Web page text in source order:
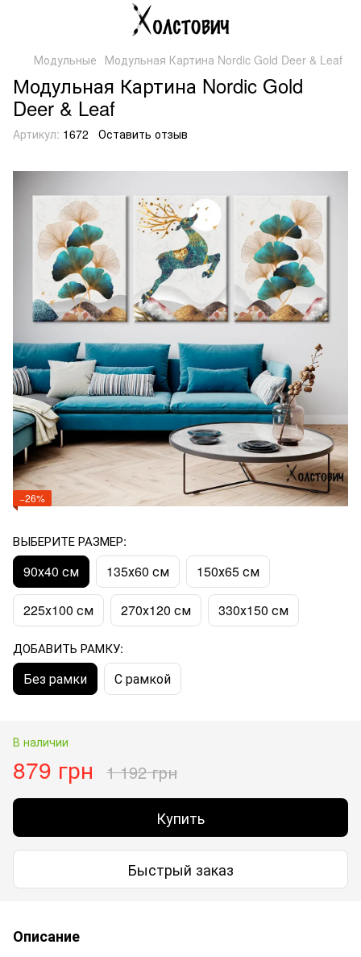
Модульные Модульная Картина Nordic Gold Deer & Leaf
Модульная Картина Nordic Gold
Deer & Leaf
Артикул: 1672 Оставить отзыв
−26%
ВЫБЕРИТЕ РАЗМЕР:
90х40 см 135х60 см 150х65 см
225х100 см 270х120 см 330х150 см
ДОБАВИТЬ РАМКУ:
Без рамки С рамкой
В наличии
879 грн 1 192 грн
Купить
Быстрый заказ
Описание